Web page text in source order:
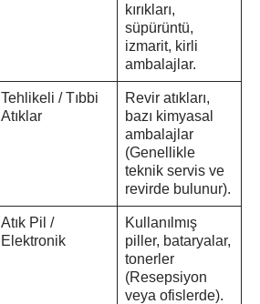
kırıkları,
süpürüntü,
izmarit, kirli
ambalajlar.
Tehlikeli / Tıbbi
Atıklar
Revir atıkları,
bazı kimyasal
ambalajlar
(Genellikle
teknik servis ve
revirde bulunur).
Atık Pil /
Elektronik
Kullanılmış
piller, bataryalar,
tonerler
(Resepsiyon
veya ofislerde).